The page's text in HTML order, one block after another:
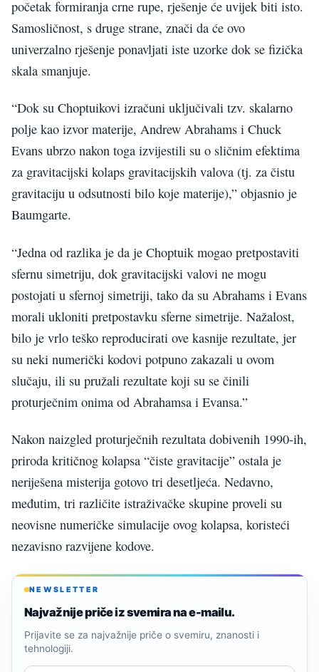
početak formiranja crne rupe, rješenje će uvijek biti isto.
Samosličnost, s druge strane, znači da će ovo
univerzalno rješenje ponavljati iste uzorke dok se fizička
skala smanjuje.
“Dok su Choptuikovi izračuni uključivali tzv. skalarno
polje kao izvor materije, Andrew Abrahams i Chuck
Evans ubrzo nakon toga izvijestili su o sličnim efektima
za gravitacijski kolaps gravitacijskih valova (tj. za čistu
gravitaciju u odsutnosti bilo koje materije),” objasnio je
Baumgarte.
“Jedna od razlika je da je Choptuik mogao pretpostaviti
sfernu simetriju, dok gravitacijski valovi ne mogu
postojati u sfernoj simetriji, tako da su Abrahams i Evans
morali ukloniti pretpostavku sferne simetrije. Nažalost,
bilo je vrlo teško reproducirati ove kasnije rezultate, jer
su neki numerički kodovi potpuno zakazali u ovom
slučaju, ili su pružali rezultate koji su se činili
proturječnim onima od Abrahamsa i Evansa.”
Nakon naizgled proturječnih rezultata dobivenih 1990-ih,
priroda kritičnog kolapsa “čiste gravitacije” ostala je
neriješena misterija gotovo tri desetljeća. Nedavno,
međutim, tri različite istraživačke skupine proveli su
neovisne numeričke simulacije ovog kolapsa, koristeći
nezavisno razvijene kodove.
NEWSLETTER
Najvažnije priče iz svemira na e-mailu.
Prijavite se za najvažnije priče o svemiru, znanosti i
tehnologiji.